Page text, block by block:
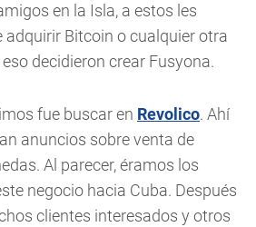
en la Isla, a estos les
Bitcoin o cualquier otra
decidieron crear Fusyona.
fue buscar en Revolico. Ahí
anuncios sobre venta de
Al parecer, éramos los
negocio hacia Cuba. Después
clientes interesados y otros